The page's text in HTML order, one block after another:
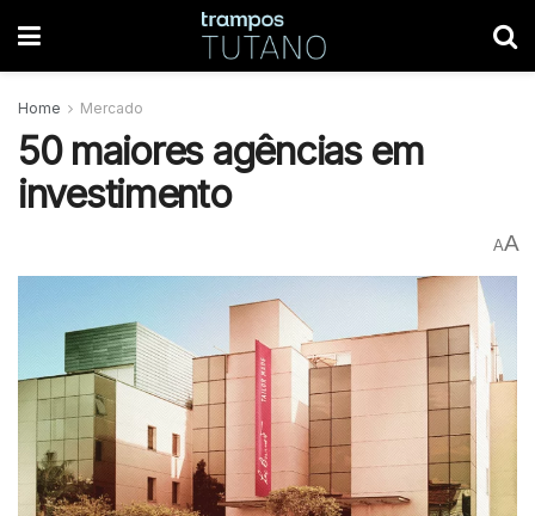
Home Mercado
50 maiores agências em
investimento
AA